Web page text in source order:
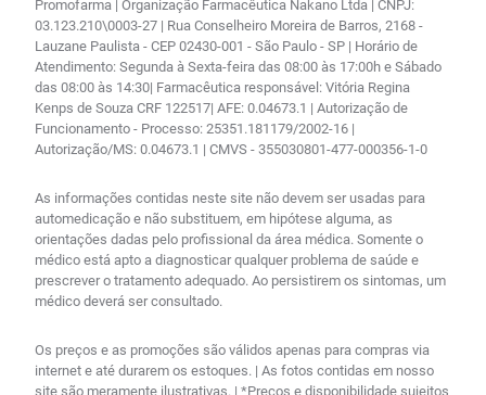
Promofarma | Organização Farmacêutica Nakano Ltda | CNPJ:
03.123.210\0003-27 | Rua Conselheiro Moreira de Barros, 2168 -
Lauzane Paulista - CEP 02430-001 - São Paulo - SP | Horário de
Atendimento: Segunda à Sexta-feira das 08:00 às 17:00h e Sábado
das 08:00 às 14:30| Farmacêutica responsável: Vitória Regina
Kenps de Souza CRF 122517| AFE: 0.04673.1 | Autorização de
Funcionamento - Processo: 25351.181179/2002-16 |
Autorização/MS: 0.04673.1 | CMVS - 355030801-477-000356-1-0
As informações contidas neste site não devem ser usadas para
automedicação e não substituem, em hipótese alguma, as
orientações dadas pelo profissional da área médica. Somente o
médico está apto a diagnosticar qualquer problema de saúde e
prescrever o tratamento adequado. Ao persistirem os sintomas, um
médico deverá ser consultado.
Os preços e as promoções são válidos apenas para compras via
internet e até durarem os estoques. | As fotos contidas em nosso
site são meramente ilustrativas. | *Preços e disponibilidade sujeitos